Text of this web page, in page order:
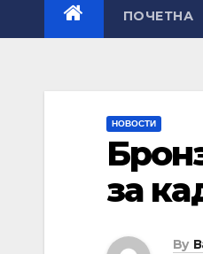
ПОЧЕТНА
НОВОСТИ
за
By